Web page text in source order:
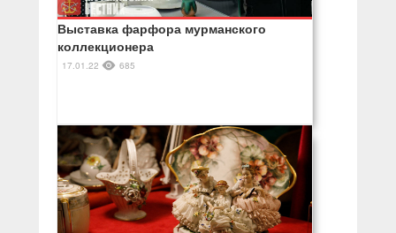
Выставка фарфора мурманского
коллекционера
17.01.22 685